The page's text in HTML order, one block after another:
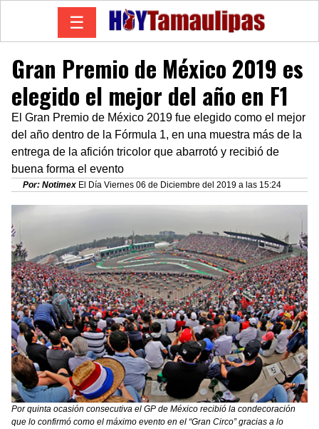
☰
Gran Premio de México 2019 es
elegido el mejor del año en F1
El Gran Premio de México 2019 fue elegido como el mejor
del año dentro de la Fórmula 1, en una muestra más de la
entrega de la afición tricolor que abarrotó y recibió de
buena forma el evento
Por: Notimex El Día Viernes 06 de Diciembre del 2019 a las 15:24
Por quinta ocasión consecutiva el GP de México recibió la condecoración
que lo confirmó como el máximo evento en el “Gran Circo” gracias a lo